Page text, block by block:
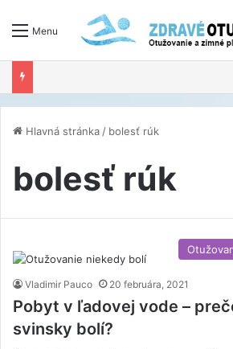
Menu
Hlavná stránka / bolesť rúk
bolesť rúk
Vladimir Pauco 20 februára, 2021
Pobyt v ľadovej vode –
svinsky bolí?